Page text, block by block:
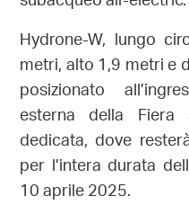
Hydrone-W, lungo
metri, alto 1,9 metri e
posizionato
esterna della
dedicata, dove
per l’intera durata
10 aprile 2025.